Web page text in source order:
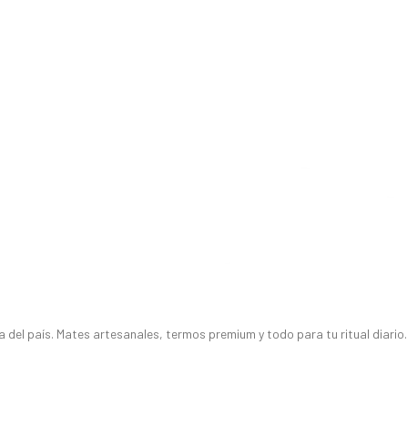
del país. Mates artesanales, termos premium y todo para tu ritual diario.